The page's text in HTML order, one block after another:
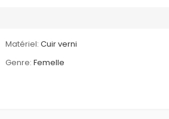
Matériel: Cuir verni
Genre: Femelle